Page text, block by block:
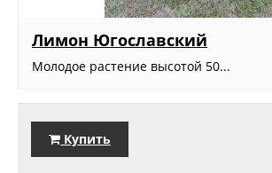
Лимон Югославский
Молодое растение высотой 50...
Купить